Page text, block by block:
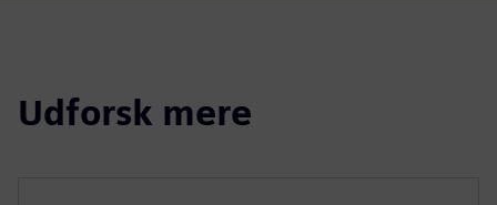
Udforsk mere